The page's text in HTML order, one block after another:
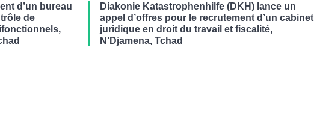
d’un bureau
de
Diakonie Katastrophenhilfe (DKH) lance un
appel d’offres pour le recrutement d’un cabinet
juridique en droit du travail et fiscalité,
N’Djamena, Tchad